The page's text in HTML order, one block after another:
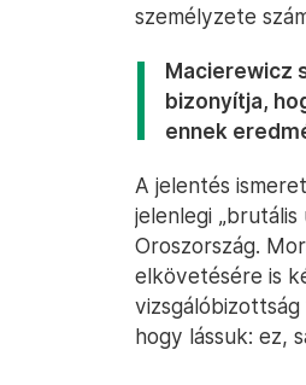
személyzete
Macierewicz
bizonyítja,
ennek
A jelentés
jelenlegi
Oroszország.
elkövetésére is
hogy lássuk: ez,